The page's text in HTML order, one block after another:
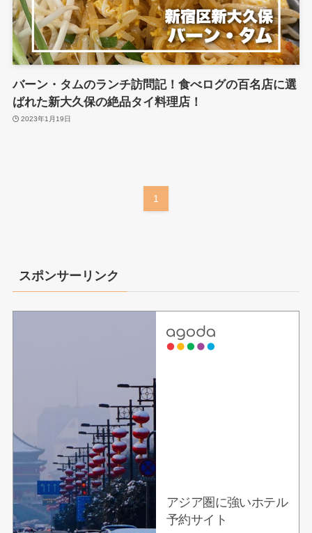
バーン・タムのランチ訪問記！食べログの百名店に選
ばれた新大久保の絶品タイ料理店！
2023年1月19日
1
スポンサーリンク